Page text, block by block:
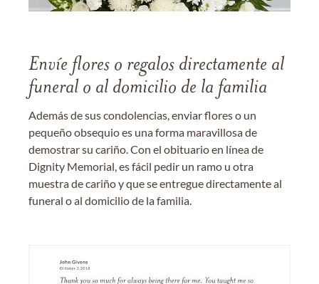
Envíe flores o regalos directamente al
funeral o al domicilio de la familia
Además de sus condolencias, enviar flores o un
pequeño obsequio es una forma maravillosa de
demostrar su cariño. Con el obituario en línea de
Dignity Memorial, es fácil pedir un ramo u otra
muestra de cariño y que se entregue directamente al
funeral o al domicilio de la familia.